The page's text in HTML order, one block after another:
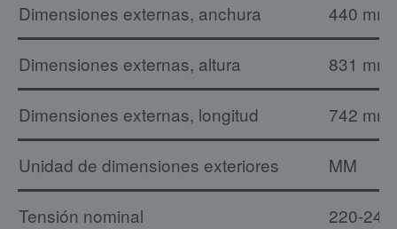
Dimensiones externas, anchura 440 mm
Dimensiones externas, altura 831 mm
Dimensiones externas, longitud 742 mm
Unidad de dimensiones exteriores MM
Tensión nominal 220-240